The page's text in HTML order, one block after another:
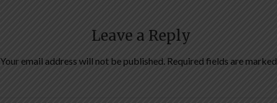
Leave a Reply
Your email address will not be published. Required fields are marked